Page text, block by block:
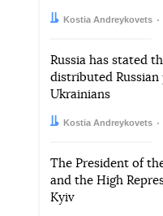
Автор:
Kostia Andreykovets
Дата:
Russia has stated
distributed Russian
Ukrainians
Автор:
Kostia Andreykovets
Дата:
The President of
and the High
Kyiv